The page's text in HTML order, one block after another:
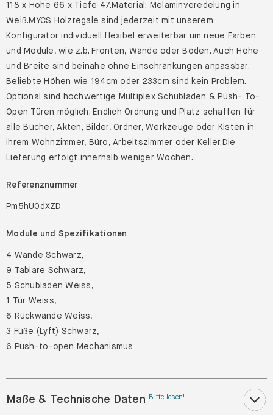
118 x Höhe 66 x Tiefe 47.Material: Melaminveredelung in
Weiß.MYCS Holzregale sind jederzeit mit unserem
Konfigurator individuell flexibel erweiterbar um neue Farben
und Module, wie z.b. Fronten, Wände oder Böden. Auch Höhe
und Breite sind beinahe ohne Einschränkungen anpassbar.
Beliebte Höhen wie 194cm oder 233cm sind kein Problem.
Optional sind hochwertige Multiplex Schubladen & Push- To-
Open Türen möglich. Endlich Ordnung und Platz schaffen für
alle Bücher, Akten, Bilder, Ordner, Werkzeuge oder Kisten in
ihrem Wohnzimmer, Büro, Arbeitszimmer oder Keller.Die
Lieferung erfolgt innerhalb weniger Wochen.
Referenznummer
Pm5hU0dXZD
Module und Spezifikationen
4 Wände Schwarz,
9 Tablare Schwarz,
5 Schubladen Weiss,
1 Tür Weiss,
6 Rückwände Weiss,
3 Füße (Lyft) Schwarz,
6 Push-to-open Mechanismus
Maße & Technische Daten Bitte lesen!